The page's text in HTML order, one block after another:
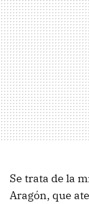
Se trata de la
Aragón, que